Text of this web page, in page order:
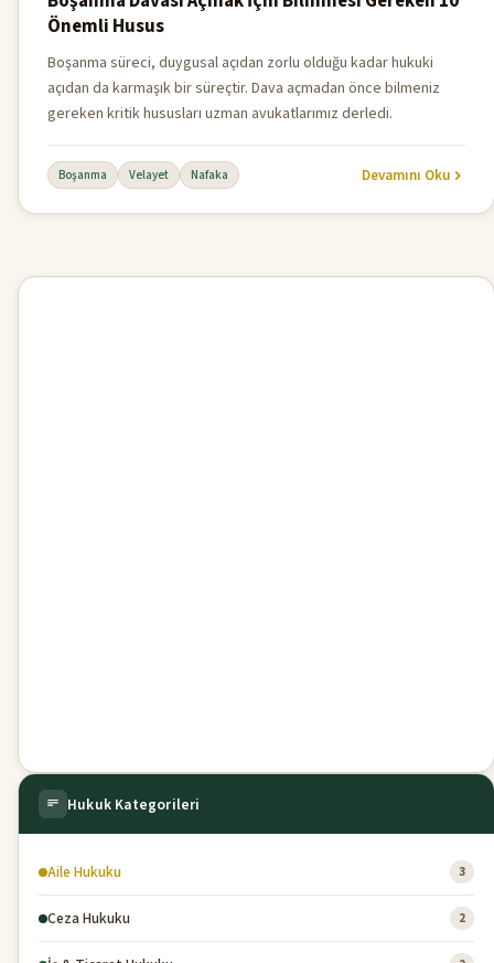
Önemli Husus
Boşanma süreci, duygusal açıdan zorlu olduğu kadar hukuki
açıdan da karmaşık bir süreçtir. Dava açmadan önce bilmeniz
gereken kritik hususları uzman avukatlarımız derledi.
Boşanma Velayet Nafaka Devamını Oku
Hukuk Kategorileri
Aile Hukuku 3
Ceza Hukuku 2